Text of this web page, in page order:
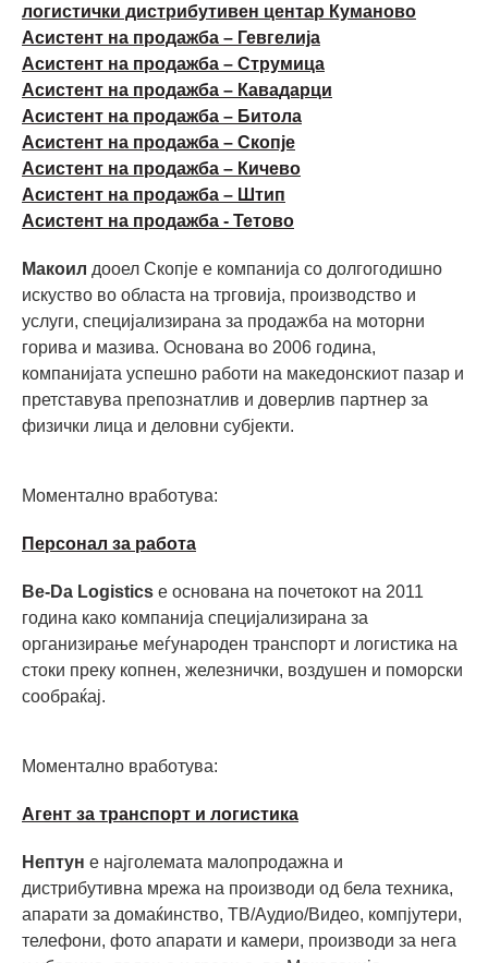
логистички дистрибутивен центар Куманово
Асистент на продажба – Гевгелија
Асистент на продажба – Струмица
Асистент на продажба – Кавадарци
Асистент на продажба – Битола
Асистент на продажба – Скопје
Асистент на продажба – Кичево
Асистент на продажба – Штип
Асистент на продажба - Тетово
Макоил дооел Скопје е компанија со долгогодишно
искуство во областа на трговија, производство и
услуги, специјализирана за продажба на моторни
горива и мазива. Основана во 2006 година,
компанијата успешно работи на македонскиот пазар и
претставува препознатлив и доверлив партнер за
физички лица и деловни субјекти.
Моментално вработува:
Персонал за работа
Be-Da Logistics е основана на почетокот на 2011
година како компанија специјализирана за
организирање меѓународен транспорт и логистика на
стоки преку копнен, железнички, воздушен и поморски
сообраќај.
Моментално вработува:
Агент за транспорт и логистика
Нептун е најголемата малопродажна и
дистрибутивна мрежа на производи од бела техника,
апарати за домаќинство, ТВ/Аудио/Видео, компјутери,
телефони, фото апарати и камери, производи за нега